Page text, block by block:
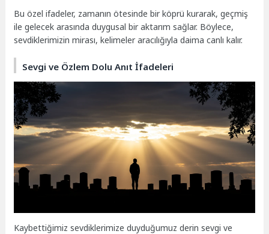
Bu özel ifadeler, zamanın ötesinde bir köprü kurarak, geçmiş
ile gelecek arasında duygusal bir aktarım sağlar. Böylece,
sevdiklerimizin mirası, kelimeler aracılığıyla daima canlı kalır.
Sevgi ve Özlem Dolu Anıt İfadeleri
Kaybettiğimiz sevdiklerimize duyduğumuz derin sevgi ve